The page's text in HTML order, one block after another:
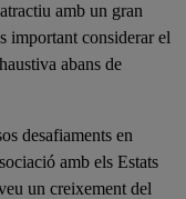
amb un gran
important considerar el
abans de
desafiaments en
amb els Estats
un creixement del